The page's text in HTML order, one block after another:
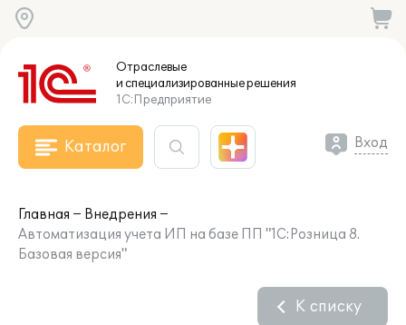
Отраслевые
и специализированныерешения
1С:Предприятие
Каталог Вход
Главная
Внедрения
Автоматизация учета ИП на базе ПП "1С:Розница 8.
Базовая версия"
К списку